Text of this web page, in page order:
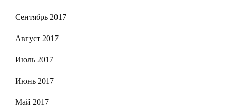
Сентябрь 2017
Август 2017
Июль 2017
Июнь 2017
Май 2017